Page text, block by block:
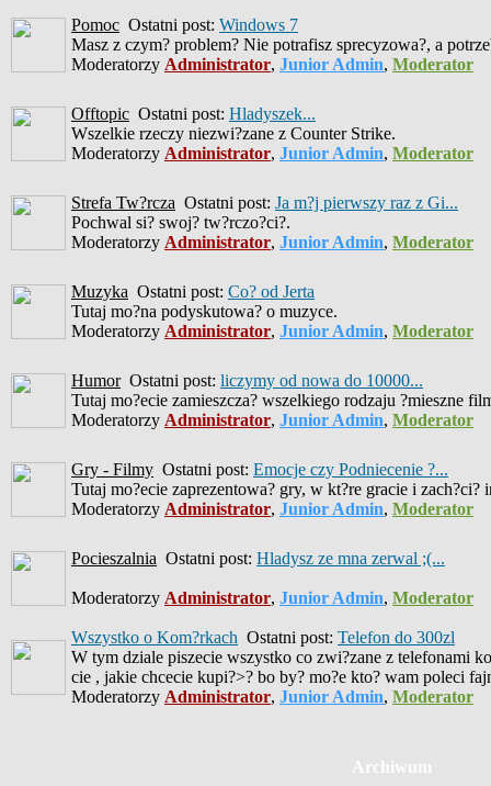
Pomoc Ostatni post: Windows 7
Masz z czym? problem? Nie potrafisz sprecyzowa?, a
Moderatorzy Administrator, Junior Admin, Moderator
Offtopic Ostatni post: Hladyszek...
Wszelkie rzeczy niezwi?zane z Counter Strike.
Moderatorzy Administrator, Junior Admin, Moderator
Strefa Tw?rcza Ostatni post: Ja m?j pierwszy raz z Gi...
Pochwal si? swoj? tw?rczo?ci?.
Moderatorzy Administrator, Junior Admin, Moderator
Muzyka Ostatni post: Co? od Jerta
Tutaj mo?na podyskutowa? o muzyce.
Moderatorzy Administrator, Junior Admin, Moderator
HumorOstatni post: liczymy od nowa do 10000...
Tutaj mo?ecie zamieszcza? wszelkiego rodzaju ?mieszne
Moderatorzy Administrator, Junior Admin, Moderator
Gry - Filmy Ostatni post: Emocje czy Podniecenie ?...
Tutaj mo?ecie zaprezentowa? gry, w kt?re gracie i zach?ci?
Moderatorzy Administrator, Junior Admin, Moderator
Pocieszalnia Ostatni post: Hladysz ze mna zerwal ;(...
Moderatorzy Administrator, Junior Admin, Moderator
Wszystko o Kom?rkach Ostatni post: Telefon do 300zl
W tym dziale piszecie wszystko co zwi?zane z telefonami
cie , jakie chcecie kupi?>? bo by? mo?e kto? wam poleci
Moderatorzy Administrator, Junior Admin, Moderator
Archiwum